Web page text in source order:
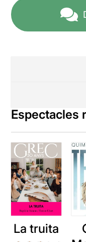
Espectacles
La truita